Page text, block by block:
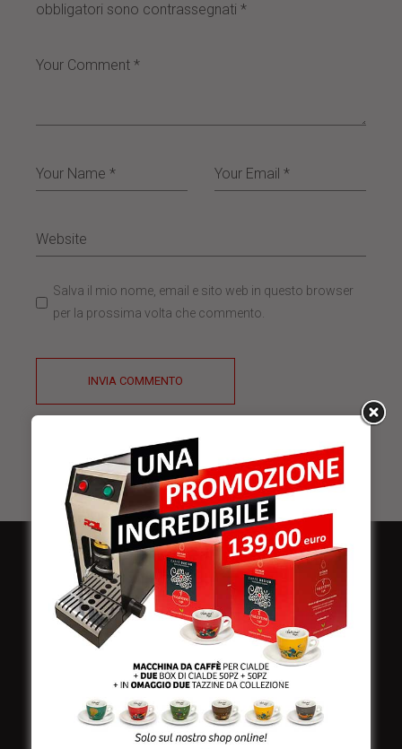
obbligatori sono contrassegnati*
Salva il mio nome, email e sito web in questo browser
per la prossima volta che commento.
INVIA COMMENTO